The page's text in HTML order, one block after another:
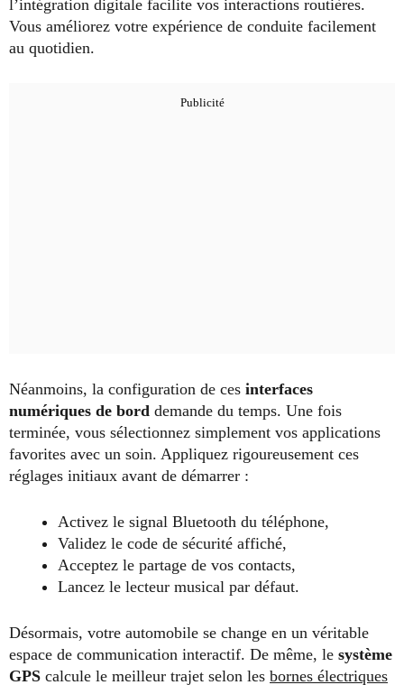
l’intégration digitale facilite vos interactions routières.
Vous améliorez votre expérience de conduite facilement
au quotidien.
Néanmoins, la configuration de ces interfaces
numériques de bord demande du temps. Une fois
terminée, vous sélectionnez simplement vos applications
favorites avec un soin. Appliquez rigoureusement ces
réglages initiaux avant de démarrer :
Activez le signal Bluetooth du téléphone,
Validez le code de sécurité affiché,
Acceptez le partage de vos contacts,
Lancez le lecteur musical par défaut.
Désormais, votre automobile se change en un véritable
espace de communication interactif. De même, le système
GPS calcule le meilleur trajet selon les bornes électriques